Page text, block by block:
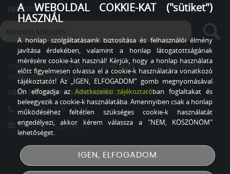
KERESÉS
Fontos számodra aVegyszermaradék-mentes egészséges
növénytermesztés
és növényvédelem, akkor
VEDD FEL VELEM A KAPCSOLATOT
+36 - 20 / 519 - 2745
info@siposgazda.hu
A WEBOLDAL COKKIE-KAT ("sütiket")
HASZNÁL
A honlap szolgáltatásaink biztosítása és felhasználói élmény
javítása érdekében, valamint a honlap látogatottságának
mérésére cookie-kat használ! Kérjük, hogy a honlap használata
előtt figyelmesen olvassa el a cookie-k használatára vonatkozó
tájékoztatót! Az „IGEN, ELFOGADOM” gomb megnyomásával
Ön elfogadja azAdatkezelési tájékoztatóban foglaltakat és
beleegyezik a cookie-k használatába. Amennyiben csak a honlap
működéséhez feltétlen szükséges cookie-k használatát
engedélyezi, akkor kérem válassza a "NEM, KÖSZÖNÖM"
lehetőséget.
IGEN, ELFOGADOM